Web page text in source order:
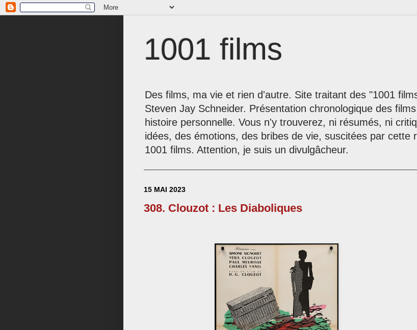
1001 films
Des films, ma vie et rien d'autre. Site traitant des "1001
Steven Jay Schneider. Présentation chronologique des
histoire personnelle. Vous n'y trouverez, ni résumés, ni
idées, des émotions, des bribes de vie, suscitées par
1001 films. Attention, je suis un divulgâcheur.
15 MAI 2023
308. Clouzot : Les Diaboliques